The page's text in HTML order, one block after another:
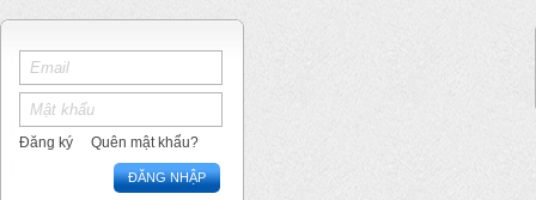
Đăng ký Quên mật khẩu?
ĐĂNG NHẬP